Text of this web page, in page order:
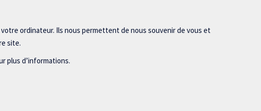
ordinateur. Ils nous permettent de nous souvenir de vous et
site.
plus d’informations.